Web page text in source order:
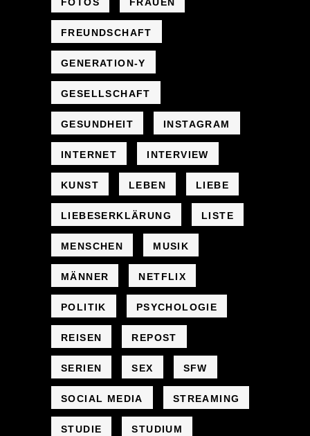
FREUNDSCHAFT
GENERATION-Y
GESELLSCHAFT
GESUNDHEIT INSTAGRAM
INTERNET INTERVIEW
KUNST LEBEN LIEBE
LIEBESERKLÄRUNG LISTE
MENSCHEN MUSIK
MÄNNER NETFLIX
POLITIK PSYCHOLOGIE
REISEN REPOST
SERIEN SEX SFW
SOCIAL MEDIA STREAMING
STUDIE STUDIUM